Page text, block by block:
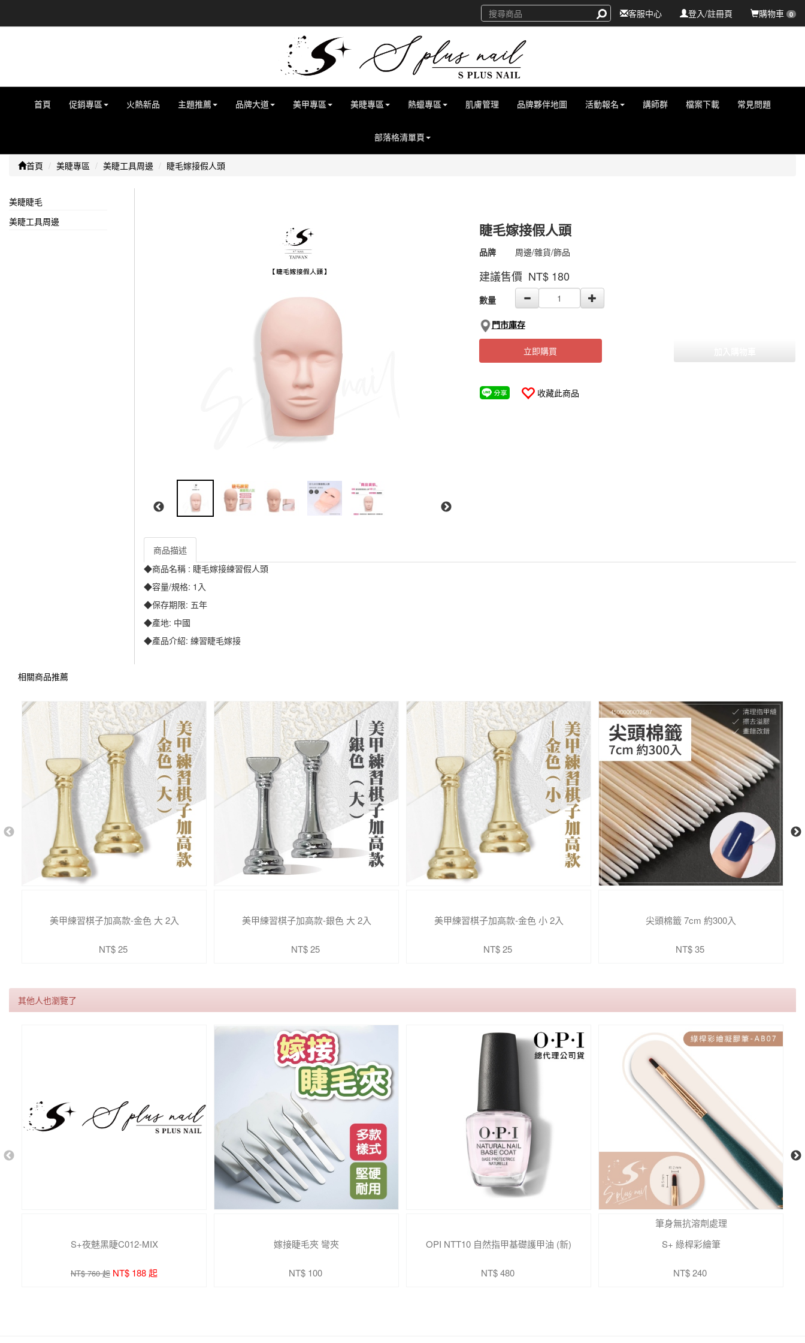
購物車 0
登入/註冊頁
客服中心
首頁 促銷專區 火熱新品 主題推薦 品牌大道 美甲專區 美睫專區 熱蠟專區 肌膚管理 品牌夥伴地圖 活動報名 講師群 檔案下載 常見問題
部落格清單頁
首頁 美睫專區 美睫工具周邊 睫毛嫁接假人頭
美睫睫毛
美睫工具周邊
睫毛嫁接假人頭
商品代號 4500000001182
4500000001182
品牌 周邊/雜貨/飾品
建議售價 NT$ 180
GOODS000000000000000117098
數量
門市庫存
立即購買
收藏此商品
商品描述
◆商品名稱 : 睫毛嫁接練習假人頭
◆容量/規格: 1入
◆保存期限: 五年
◆產地: 中國
◆產品介紹: 練習睫毛嫁接
相關商品推薦
美甲練習棋子加高款-金色 大 2入
NT$ 25
美甲練習棋子加高款-銀色 大 2入
NT$ 25
美甲練習棋子加高款-金色 小 2入
NT$ 25
尖頭棉籤 7cm 約300入
NT$ 35
其他人也瀏覽了
S+夜魅黑睫C012-MIX
NT$ 760 起 NT$ 188 起
嫁接睫毛夾 彎夾
NT$ 100
OPI NTT10 自然指甲基礎護甲油 (新)
NT$ 480
筆身無抗溶劑處理
S+ 綠桿彩繪筆
NT$ 240